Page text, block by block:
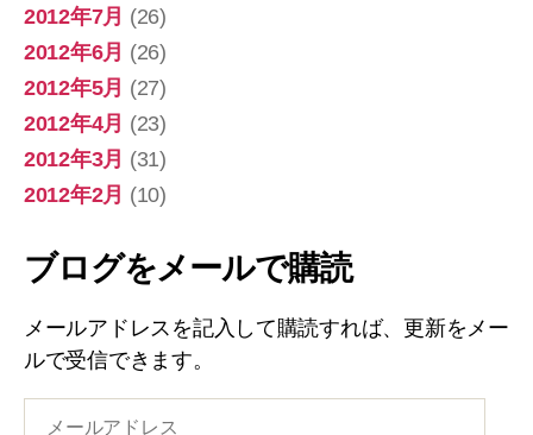
2012年7月 (26)
2012年6月 (26)
2012年5月 (27)
2012年4月 (23)
2012年3月 (31)
2012年2月 (10)
ブログをメールで購読
メールアドレスを記入して購読すれば、更新をメー
ルで受信できます。